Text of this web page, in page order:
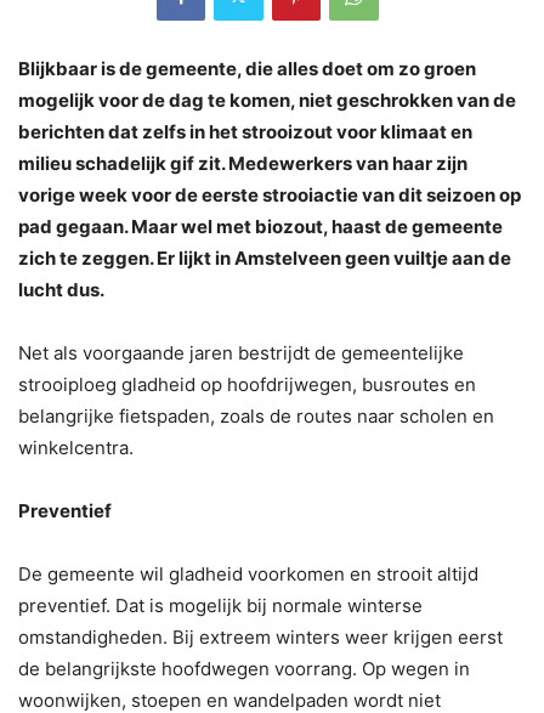
Blijkbaar is de gemeente, die alles doet om zo groen
mogelijk voor de dag te komen, niet geschrokken van de
berichten dat zelfs in het strooizout voor klimaat en
milieu schadelijk gif zit. Medewerkers van haar zijn
vorige week voor de eerste strooiactie van dit seizoen op
pad gegaan. Maar wel met biozout, haast de gemeente
zich te zeggen. Er lijkt in Amstelveen geen vuiltje aan de
lucht dus.
Net als voorgaande jaren bestrijdt de gemeentelijke
strooiploeg gladheid op hoofdrijwegen, busroutes en
belangrijke fietspaden, zoals de routes naar scholen en
winkelcentra.
Preventief
De gemeente wil gladheid voorkomen en strooit altijd
preventief. Dat is mogelijk bij normale winterse
omstandigheden. Bij extreem winters weer krijgen eerst
de belangrijkste hoofdwegen voorrang. Op wegen in
woonwijken, stoepen en wandelpaden wordt niet